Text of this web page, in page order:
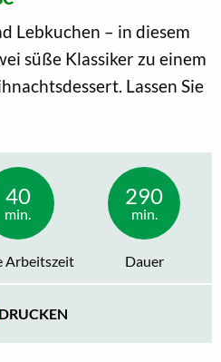
Lebkuchen – in diesem
süße Klassiker zu einem
Lassen Sie
40
min.
Arbeitszeit
290
min.
Dauer